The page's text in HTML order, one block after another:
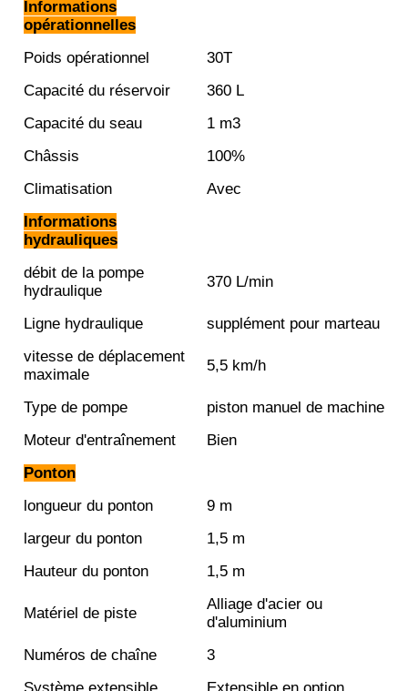
Informations
opérationnelles
Poids opérationnel
30T
Capacité du réservoir
360 L
Capacité du seau
1 m3
Châssis
100%
Climatisation
Avec
Informations
hydrauliques
débit de la pompe
hydraulique
370 L/min
Ligne hydraulique
supplément pour marteau
vitesse de déplacement
maximale
5,5 km/h
Type de pompe
piston manuel de machine
Moteur d'entraînement
Bien
Ponton
longueur du ponton
9 m
largeur du ponton
1,5 m
Hauteur du ponton
1,5 m
Matériel de piste
Alliage d'acier ou
d'aluminium
Numéros de chaîne
3
Système extensible
Extensible en option